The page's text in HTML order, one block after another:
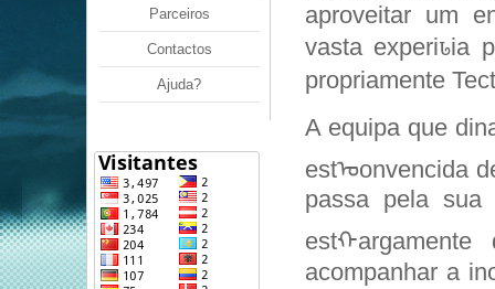
Parceiros
Contactos
Ajuda?
aproveitar um
vasta experiꮣia
propriamente
A equipa que
estᠣonvencida
passa pela sua
acompanhar a